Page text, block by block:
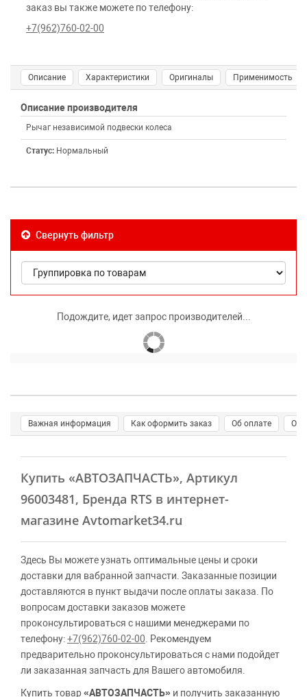
заказ вы также можете по телефону:
+7(962)760-02-00
Описание Характеристики Оригиналы Применимость
Описание производителя
Рычаг независимой подвески колеса
Статус: Нормальный
Свернуть фильтр
Подождите, идет запрос производителей...
Важная информация Как оформить заказ Об оплате О
Купить «АВТОЗАПЧАСТЬ», Артикул
96003481, Бренда RTS в интернет-
магазине Avtomarket34.ru
Здесь Вы можете узнать оптимальные цены и сроки
доставки для вабранной запчасти. Заказанные позиции
доставляются в пункт выдачи после оплаты заказа. По
вопросам доставки заказов можете
проконсультироваться с нашими менеджерами по
телефону:+7(962)760-02-00 . Рекомендуем
предварительно проконсультироваться с нами подойдет
ли заказанная запчасть для Вашего автомобиля.
Купить товар«АВТОЗАПЧАСТЬ» и получить заказанную